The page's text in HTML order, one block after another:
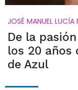
JOSÉ MANUEL LUCÍA
De la
los 20 años
de Azul